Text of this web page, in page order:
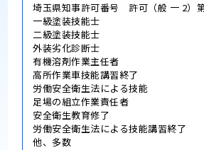
埼玉県知事許可番号 許可（般 一 2）
一級塗装技能士
二級塗装技能士
外装劣化診断士
有機溶剤作業主任者
高所作業車技能講習終了
労働安全衛生法による技能
足場の組立作業責任者
安全衛生教育修了
労働安全衛生法による技能講習終了
他、多数